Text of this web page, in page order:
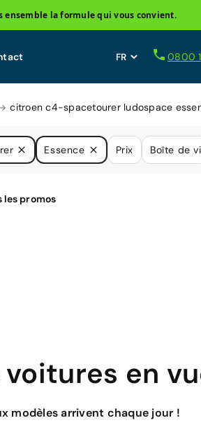
ensemble la formule qui vous convient.
0800
citroen c4-spacetourer ludospace
Essence Prix Boîte de
voitures en
modèles arrivent chaque jour !